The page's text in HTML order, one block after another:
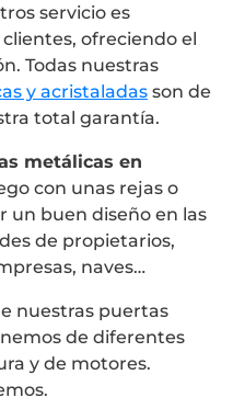
servicio es
ofreciendo el
Todas nuestras
y acristaladas son de
total garantía.
metálicas en
con unas rejas o
un buen diseño en las
de propietarios,
naves…
nuestras puertas
de diferentes
y de motores.